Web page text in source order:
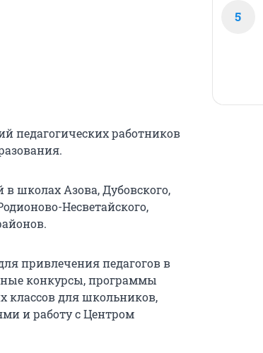
педагогических работников
школах Азова, Дубовского,
Несветайского,
привлечения педагогов в
конкурсы, программы
классов для школьников,
и работу с Центром
5